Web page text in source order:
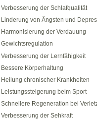
Verbesserung der Schlafqualität
Linderung von Ängsten und
Harmonisierung der Verdauung
Gewichtsregulation
Verbesserung der Lernfähigkeit
Bessere Körperhaltung
Heilung chronischer Krankheiten
Leistungssteigerung beim Sport
Schnellere Regeneration bei
Verbesserung der Sehkraft